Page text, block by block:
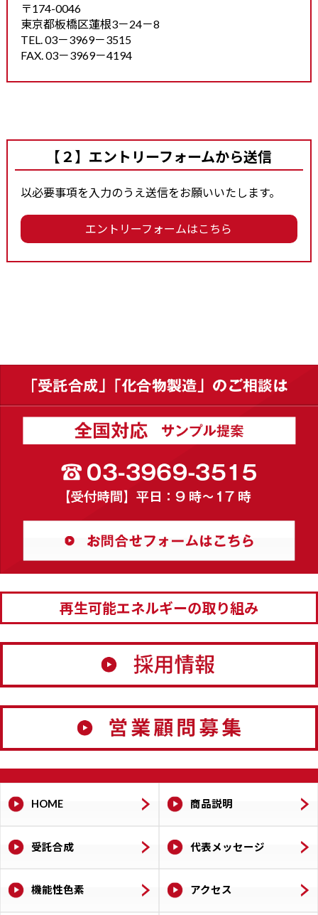
〒174-0046
東京都板橋区蓮根3－24－8
TEL. 03－3969－3515
FAX. 03－3969－4194
【２】エントリーフォームから送信
以必要事項を入力のうえ送信をお願いいたします。
エントリーフォームはこちら
再生可能エネルギーの取り組み
HOME 商品説明
受託合成 代表メッセージ
機能性色素 アクセス